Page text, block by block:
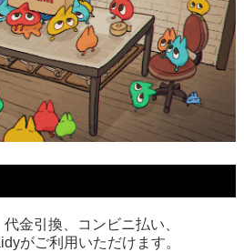
金引換、コンビニ払い、
がご利用いただけます。